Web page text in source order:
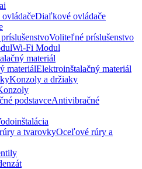
Diaľkové ovládače
Voliteľné príslušenstvo
Wi-Fi Modul
materiál
Elektroinštalačný materiál
Konzoly a držiaky
Antivibračné
Oceľové rúry a